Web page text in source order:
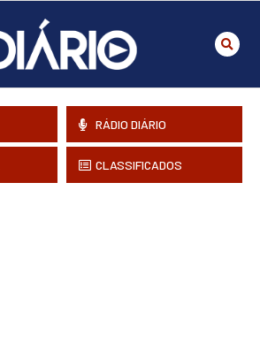
RÁDIO DIÁRIO
CLASSIFICADOS